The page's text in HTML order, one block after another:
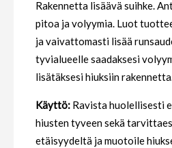
Rakennetta lisäävä suihke.
pitoa ja volyymia. Luot
ja vaivattomasti lisää
tyvialueelle saadaksesi
lisätäksesi hiuksiin
Käyttö: Ravista huolellisesti
hiusten tyveen sekä
etäisyydeltä ja muotoile